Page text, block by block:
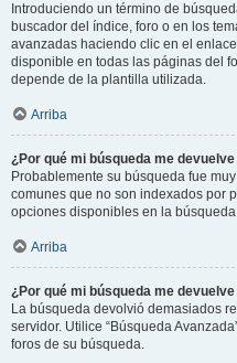
Introduciendo un término de
buscador del índice, foro o en los
avanzadas haciendo clic en el
disponible en todas las páginas del
depende de la plantilla utilizada.
Arriba
¿Por qué mi búsqueda me
Probablemente su búsqueda fue
comunes que no son indexados por
opciones disponibles en la
Arriba
¿Por qué mi búsqueda me
La búsqueda devolvió demasiados
servidor. Utilice “Búsqueda
foros de su búsqueda.